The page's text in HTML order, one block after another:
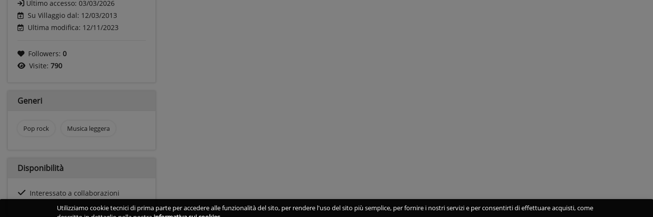
Ultimo accesso: 03/03/2026
Su Villaggio dal: 12/03/2013
Ultima modifica: 12/11/2023
Followers: 0
Visite: 790
Generi
Pop rock Musica leggera
Disponibilità
Interessato a collaborazioni
Utilizziamo cookie tecnici di prima parte per accedere alle funzionalità del sito, per rendere l'uso del sito più semplice, per fornire i nostri servizi e per consentirti di effettuare acquisti, come